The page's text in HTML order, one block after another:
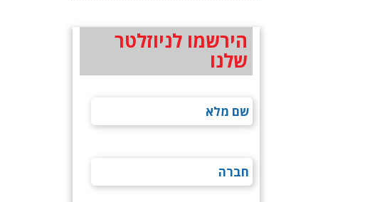
הירשמו לניוזלטר
שלנו